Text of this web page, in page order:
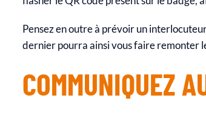
Pensez en outre à prévoir un
dernier pourra ainsi vous faire remonter
COMMUNIQUEZ